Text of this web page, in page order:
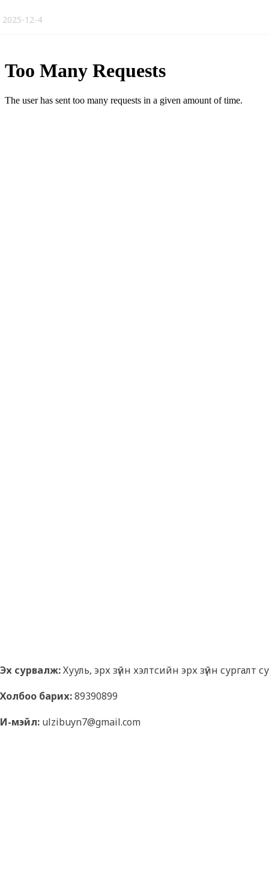
2025-12-4
Эх сурвалж:Хууль, эрх зүйн хэлтсийн эрх зүйн
Холбоо барих:89390899
И-мэйл: ulzibuyn7@gmail.com